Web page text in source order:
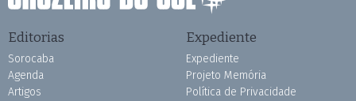
Editorias
Sorocaba
Agenda
Artigos
Expediente
Expediente
Projeto Memória
Política de Privacidade